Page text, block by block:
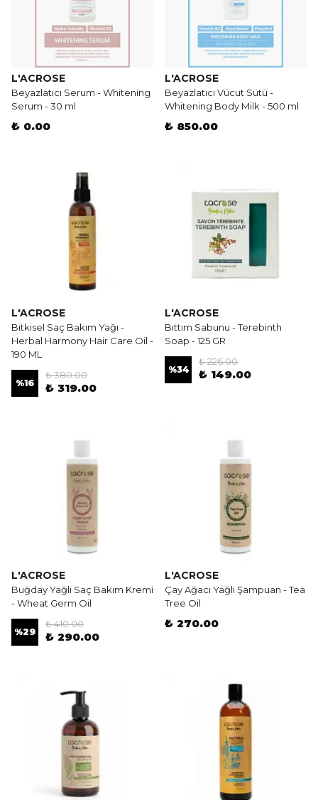
L'ACROSE
Beyazlatıcı Serum - Whitening
Serum - 30 ml
₺ 0.00
L'ACROSE
Beyazlatıcı Vücut Sütü -
Whitening Body Milk - 500 ml
₺ 850.00
L'ACROSE
Bitkisel Saç Bakım Yağı -
Herbal Harmony Hair Care Oil -
190 ML
%16
₺ 380.00
₺ 319.00
L'ACROSE
Bıttım Sabunu - Terebinth
Soap - 125 GR
%34
₺ 226.00
₺ 149.00
L'ACROSE
Buğday Yağlı Saç Bakım Kremi
- Wheat Germ Oil
%29
₺ 410.00
₺ 290.00
L'ACROSE
Çay Ağacı Yağlı Şampuan - Tea
Tree Oil
₺ 270.00